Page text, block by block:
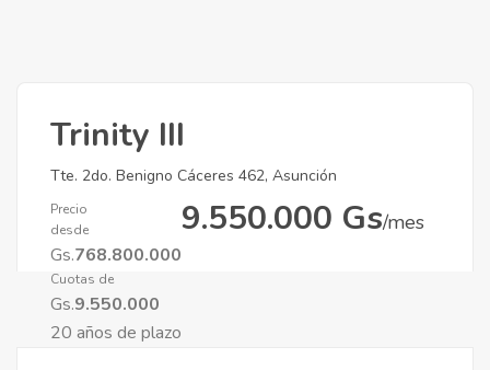
Trinity III
Tte. 2do. Benigno Cáceres 462, Asunción
Precio
desde
Gs.768.800.000
Cuotas de
Gs.9.550.000
20 años de plazo
9.550.000 Gs/mes